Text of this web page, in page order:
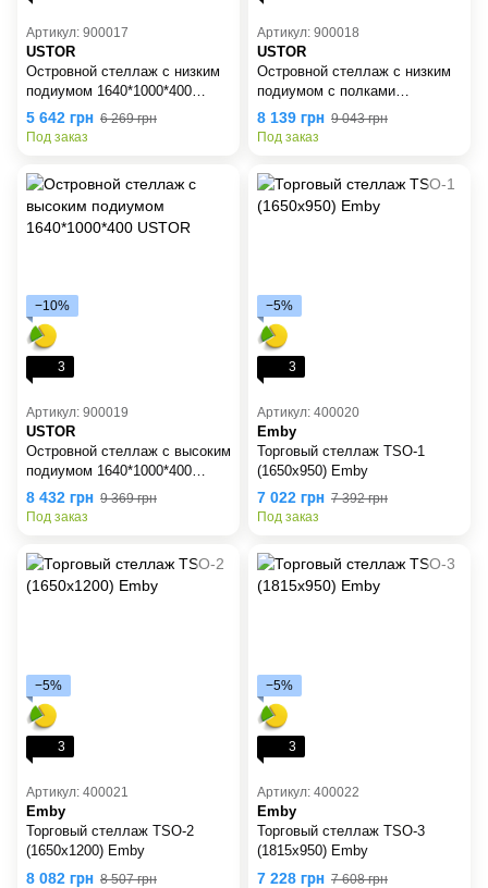
Артикул: 900017
USTOR
Островной стеллаж с низким
подиумом 1640*1000*400
USTOR
5 642 грн 6 269 грн
Под заказ
Артикул: 900018
USTOR
Островной стеллаж с низким
подиумом с полками
1640*1000*400 USTOR
8 139 грн 9 043 грн
Под заказ
−10%
3
Артикул: 900019
USTOR
Островной стеллаж с высоким
подиумом 1640*1000*400
USTOR
8 432 грн 9 369 грн
Под заказ
−5%
3
Артикул: 400020
Emby
Торговый стеллаж TSO-1
(1650х950) Emby
7 022 грн 7 392 грн
Под заказ
−5%
3
Артикул: 400021
Emby
Торговый стеллаж TSO-2
(1650х1200) Emby
8 082 грн 8 507 грн
−5%
3
Артикул: 400022
Emby
Торговый стеллаж TSO-3
(1815х950) Emby
7 228 грн 7 608 грн